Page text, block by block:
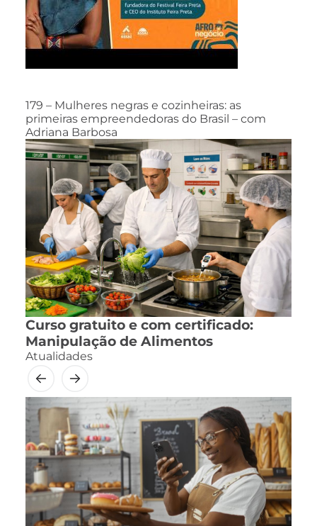
179 – Mulheres negras e cozinheiras: as
primeiras empreendedoras do Brasil – com
Adriana Barbosa
Curso gratuito e com certificado:
Manipulação de Alimentos
Atualidades